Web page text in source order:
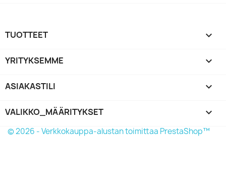
TUOTTEET 
YRITYKSEMME 
ASIAKASTILI 
VALIKKO_MÄÄRITYKSET keyboard_arrow_down
© 2026 - Verkkokauppa-alustan toimittaa PrestaShop™